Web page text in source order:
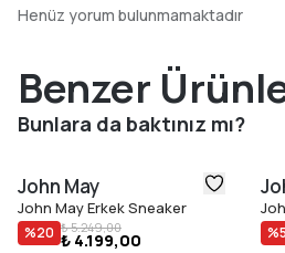
Henüz yorum bulunmamaktadır
Benzer
Bunlara da baktınız mı?
John May
John May Erkek Sneaker
%20 ₺ 5.249,00
₺ 4.199,00 %